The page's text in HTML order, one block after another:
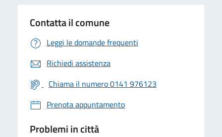
Contatta il comune
Leggi le domande frequenti
Richiedi assistenza
Chiama il numero 0141 976123
Prenota appuntamento
Problemi in città